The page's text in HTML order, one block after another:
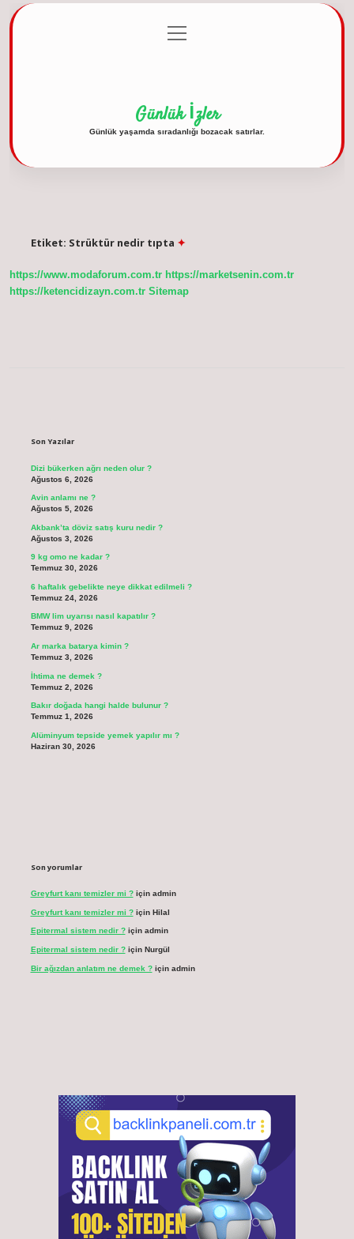
Gizlilik Politikası
menüyü
aç
Günlük İzler
Günlük yaşamda sıradanlığı bozacak satırlar.
Etiket: Strüktür nedir tıpta
https://www.modaforum.com.tr https://marketsenin.com.tr
https://ketencidizayn.com.tr Sitemap
Son Yazılar
Dizi bükerken ağrı neden olur ?
Ağustos 6, 2026
Avin anlamı ne ?
Ağustos 5, 2026
Akbank’ta döviz satış kuru nedir ?
Ağustos 3, 2026
9 kg omo ne kadar ?
Temmuz 30, 2026
6 haftalık gebelikte neye dikkat edilmeli ?
Temmuz 24, 2026
BMW lim uyarısı nasıl kapatılır ?
Temmuz 9, 2026
Ar marka batarya kimin ?
Temmuz 3, 2026
İhtima ne demek ?
Temmuz 2, 2026
Bakır doğada hangi halde bulunur ?
Temmuz 1, 2026
Alüminyum tepside yemek yapılır mı ?
Haziran 30, 2026
Son yorumlar
Greyfurt kanı temizler mi ?için admin
Greyfurt kanı temizler mi ?için Hilal
Epitermal sistem nedir ?için admin
Epitermal sistem nedir ?için Nurgül
Bir ağızdan anlatım ne demek ?için admin